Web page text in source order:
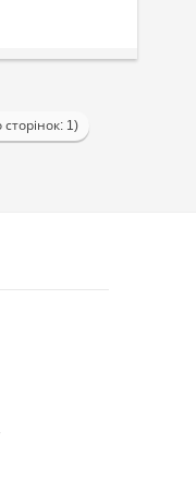
сторінок: 1)